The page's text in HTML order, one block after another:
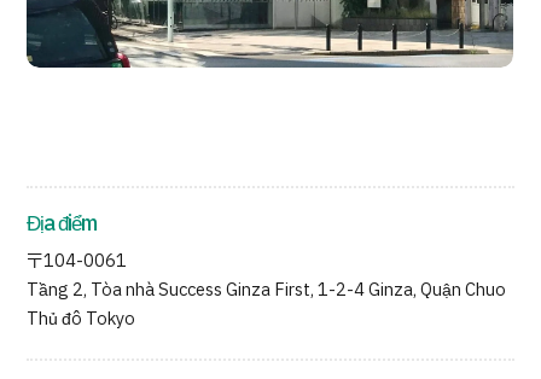
Tiếng Nhật Tiếng Anh
Tiếng Trung Quốc
Tiếng Việt
Địa điểm
〒104-0061
Tầng 2, Tòa nhà Success Ginza First, 1-2-4 Ginza, Quận Chuo
Thủ đô Tokyo